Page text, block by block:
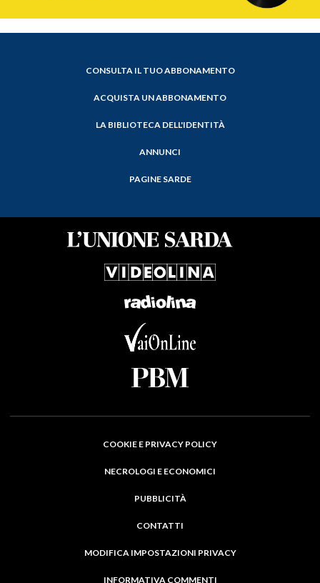
CONSULTA IL TUO ABBONAMENTO
ACQUISTA UN ABBONAMENTO
LA BIBLIOTECA DELL'IDENTITÀ
ANNUNCI
PAGINE SARDE
COOKIE E PRIVACY POLICY
NECROLOGI E ECONOMICI
PUBBLICITÀ
CONTATTI
MODIFICA IMPOSTAZIONI PRIVACY
INFORMATIVA COMMENTI